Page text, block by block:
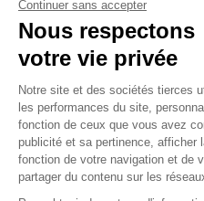
Tous droits réservés
Mentions légales